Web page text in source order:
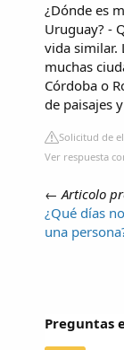
¿Dónde es
Uruguay? -
vida similar.
muchas
Córdoba o
de paisajes
Solicitud de
Ver respuesta
←Articolo
¿Qué días
una
Preguntas